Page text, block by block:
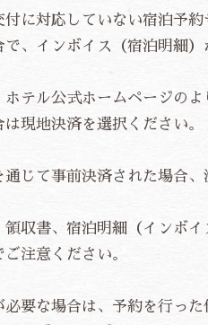
に対応していない宿泊予
、インボイス（宿泊明細
ホテル公式ホームページの
現地決済を選択ください。
じて事前決済された場合
収書、宿泊明細（インボ
注意ください。
要な場合は、予約を行った